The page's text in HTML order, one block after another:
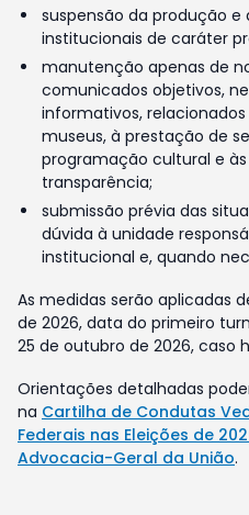
suspensão da produção
institucionais de caráter
manutenção apenas de
comunicados objetivos,
informativos,
museus, à prestação de
programação cultural e
transparência;
submissão prévia das
dúvida à unidade
institucional e, quando
As medidas serão aplicadas
de 2026, data do primeiro
25 de outubro de 2026, caso
Orientações detalhadas
na Cartilha de Condutas
Federais nas Eleições de
Advocacia-Geral da União.